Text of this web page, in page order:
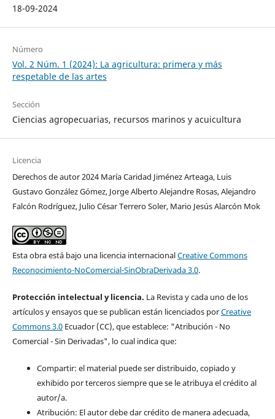
18-09-2024
Número
Vol. 2 Núm. 1 (2024): La agricultura: primera y más
respetable de las artes
Sección
Ciencias agropecuarias, recursos marinos y acuicultura
Licencia
Derechos de autor 2024 María Caridad Jiménez Arteaga, Luis
Gustavo González Gómez, Jorge Alberto Alejandre Rosas, Alejandro
Falcón Rodríguez, Julio César Terrero Soler, Mario Jesús Alarcón Mok
Esta obra está bajo una licencia internacionalCreative Commons
Reconocimiento-NoComercial-SinObraDerivada 3.0.
Protección intelectual y licencia. La Revista y cada uno de los
artículos y ensayos que se publican están licenciados porCreative
Commons 3.0Ecuador (CC), que establece: "Atribución - No
Comercial - Sin Derivadas", lo cual indica que:
Compartir: el material puede ser distribuido, copiado y
exhibido por terceros siempre que se le atribuya el crédito al
autor/a.
Atribución: El autor debe dar crédito de manera adecuada,